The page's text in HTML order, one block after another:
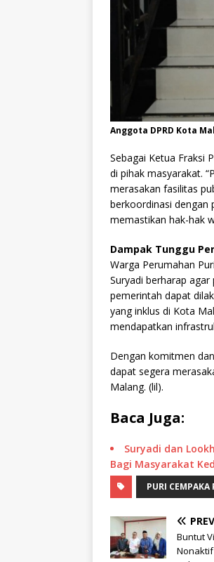
Anggota DPRD Kota
Sebagai Ketua Fraksi
di pihak masyarakat.
merasakan fasilitas
berkoordinasi dengan
memastikan hak-hak
Dampak Tunggu
Warga Perumahan
Suryadi berharap
pemerintah dapat
yang inklus di Kota
mendapatkan
Dengan komitmen
dapat segera
Malang. (lil).
Baca Juga:
Suryadi dan
Bagi Masyarakat
PURI CEMPAKA
Buntut
Nonaktif